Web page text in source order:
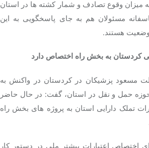
میزان وقوع تصادف و شمار کشته ها در استان
مسئولان هم به جای پاسخگویی به این
هستند.
مسعود پزشیکان در کردستان در واکنش به
حمل و نقل در استان، گفت: در حال حاضر
اعتبارات تملک دارایی استان به پروژه های بخش راه
اختصاص اعتبارات بیشتر ملی در دستور کار